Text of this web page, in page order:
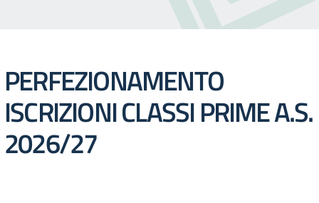
PERFEZIONAMENTO
ISCRIZIONI CLASSI PRIME A.S.
2026/27